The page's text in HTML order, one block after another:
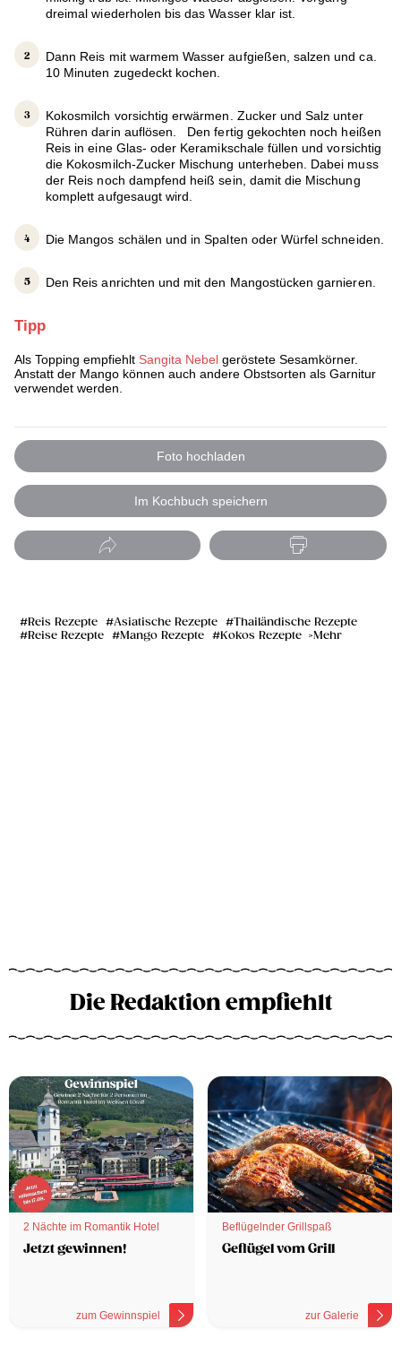
dreimal wiederholen bis das Wasser klar ist.
Dann Reis mit warmem Wasser aufgießen, salzen und ca.
10 Minuten zugedeckt kochen.
Kokosmilch vorsichtig erwärmen. Zucker und Salz unter
Rühren darin auflösen. Den fertig gekochten noch heißen
Reis in eine Glas- oder Keramikschale füllen und vorsichtig
die Kokosmilch-Zucker Mischung unterheben. Dabei muss
der Reis noch dampfend heiß sein, damit die Mischung
komplett aufgesaugt wird.
Die Mangos schälen und in Spalten oder Würfel schneiden.
Den Reis anrichten und mit den Mangostücken garnieren.
Tipp
Als Topping empfiehlt Sangita Nebel geröstete Sesamkörner.
Anstatt der Mango können auch andere Obstsorten als Garnitur
verwendet werden.
Foto hochladen
Im Kochbuch speichern
Reis Rezepte Asiatische Rezepte
Thailändische Rezepte
Reise Rezepte
Mango Rezepte Kokos Rezepte Mehr
Die Redaktion empfiehlt
2 Nächte im Romantik Hotel
Jetzt gewinnen!
zum Gewinnspiel
Beflügelnder Grillspaß
Geflügel vom Grill
zur Galerie